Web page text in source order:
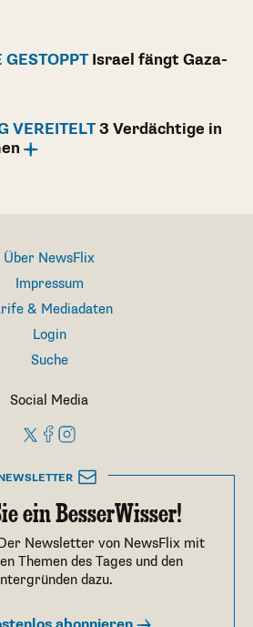
GESTOPPTIsrael fängt Gaza-
VEREITELT3 Verdächtige in
Über NewsFlix
Impressum
& Mediadaten
Login
Suche
Social Media
ein BesserWisser!
Newsletter von NewsFlix mit
Themen des Tages und den
dazu.